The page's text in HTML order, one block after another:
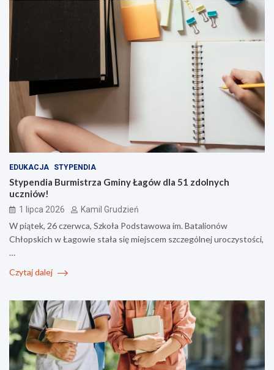
EDUKACJA STYPENDIA
Stypendia Burmistrza Gminy Łagów dla 51 zdolnych
uczniów!
1 lipca 2026 Kamil Grudzień
W piątek, 26 czerwca, Szkoła Podstawowa im. Batalionów
Chłopskich w Łagowie stała się miejscem szczególnej uroczystości,
…
Czytaj dalej